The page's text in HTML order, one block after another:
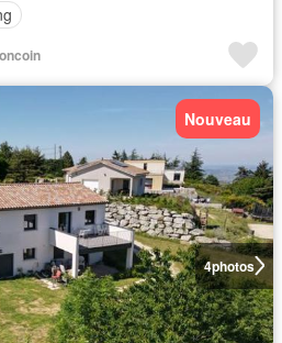
4photos
Nouveau